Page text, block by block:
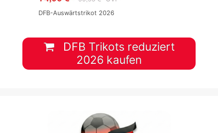
DFB-Auswärtstrikot 2026
DFB Trikots reduziert
2026 kaufen